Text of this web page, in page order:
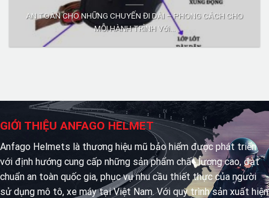
AN TOÀN CHO NHỮNG CHUYẾN ĐI DÀI – PHONG CÁCH CHO
MỖI HÀNH TRÌNH Với...
GIỚI THIỆU ANFAGO HELMET
Anfago Helmets là thương hiệu mũ bảo hiểm được phát triển
với định hướng cung cấp những sản phẩm chất lượng cao, đạt
chuẩn an toàn quốc gia, phục vụ nhu cầu thiết thực của người
sử dụng mô tô, xe máy tại Việt Nam. Với quy trình sản xuất hiện